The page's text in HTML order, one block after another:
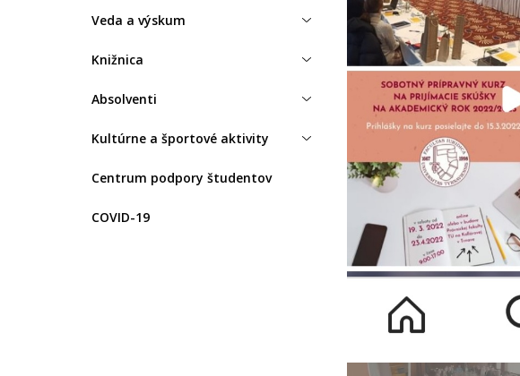
Veda a výskum
Knižnica
Absolventi
Kultúrne a športové aktivity
Centrum podpory študentov
COVID-19